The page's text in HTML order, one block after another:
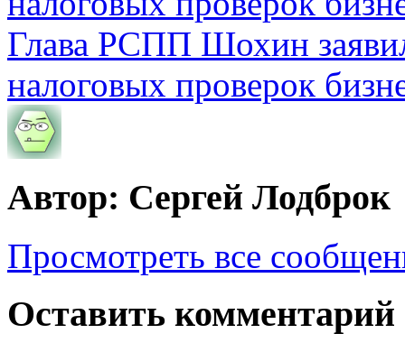
Глава РСПП Шохин
налоговых проверок
Автор: Сергей Лодброк
Просмотреть все
Оставить комментарий